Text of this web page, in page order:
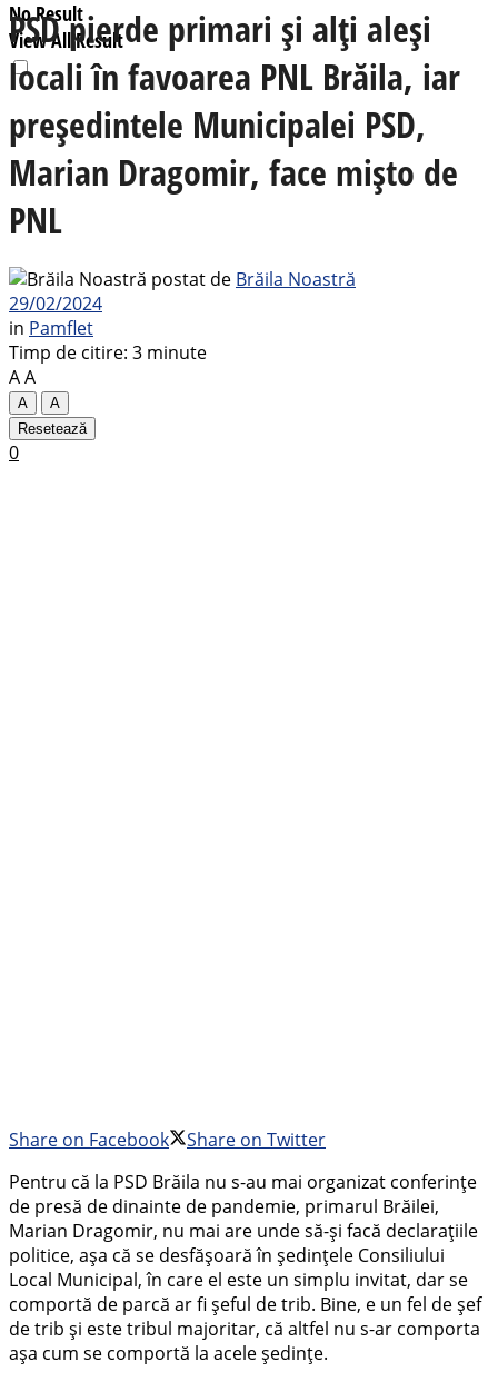
No Result
View All Result
PSD pierde primari și alți aleși
locali în favoarea PNL Brăila, iar
președintele Municipalei PSD,
Marian Dragomir, face mișto de
PNL
postat de Brăila Noastră
29/02/2024
in Pamflet
Timp de citire: 3 minute
AA
A
A
Resetează
0
Share on Facebook
Share on Twitter
Pentru că la PSD Brăila nu s-au mai organizat conferințe
de presă de dinainte de pandemie, primarul Brăilei,
Marian Dragomir, nu mai are unde să-și facă declarațiile
politice, așa că se desfășoară în ședințele Consiliului
Local Municipal, în care el este un simplu invitat, dar se
comportă de parcă ar fi șeful de trib. Bine, e un fel de șef
de trib și este tribul majoritar, că altfel nu s-ar comporta
așa cum se comportă la acele ședințe.